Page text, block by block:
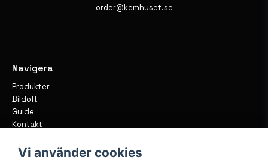
Navigera
Produkter
Bildoft
Guide
Kontakt
order@kemhuset.se
Vi använder cookies